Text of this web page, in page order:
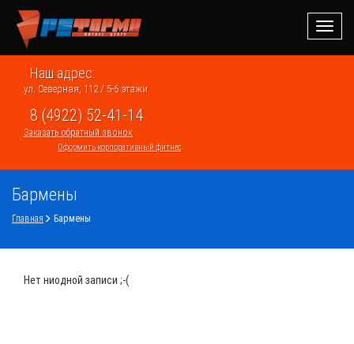
Наш адрес:
ул. Северная, 112 / 5-6 этажи
8 (4922) 52-41-14
Заказать обратный звонок
Оформить корпоративный фитнес
Бармены
Главная Бармены
Нет ниодной записи ;-(